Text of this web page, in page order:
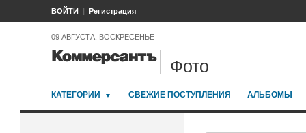
ВОЙТИ Регистрация
09 АВГУСТА, ВОСКРЕСЕНЬЕ
Фото
КАТЕГОРИИ СВЕЖИЕ ПОСТУПЛЕНИЯ АЛЬБОМЫ